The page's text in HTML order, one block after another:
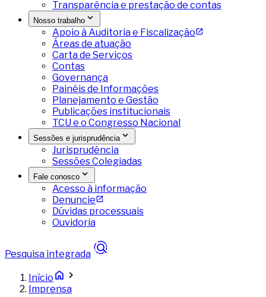
Transparência e prestação de contas
Nosso trabalho
Apoio à Auditoria e Fiscalização
Áreas de atuação
Carta de Serviços
Contas
Governança
Painéis de Informações
Planejamento e Gestão
Publicações institucionais
TCU e o Congresso Nacional
Sessões e jurisprudência
Jurisprudência
Sessões Colegiadas
Fale conosco
Acesso à informação
Denuncie
Dúvidas processuais
Ouvidoria
Pesquisa integrada
Início
Imprensa